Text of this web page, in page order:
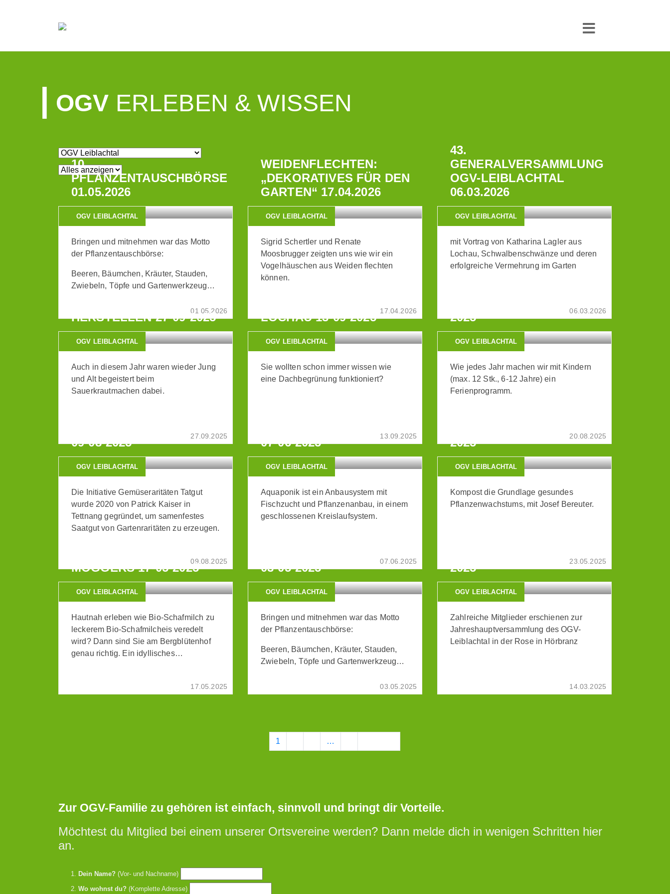
OGV ERLEBEN & WISSEN
10.
PFLANZENTAUSCHBÖRSE
01.05.2026
OGV LEIBLACHTAL
Bringen und mitnehmen war das Motto
der Pflanzentauschbörse:
Beeren, Bäumchen, Kräuter, Stauden,
Zwiebeln, Töpfe und Gartenwerkzeug…
01.05.2026
WEIDENFLECHTEN:
„DEKORATIVES FÜR DEN
GARTEN“ 17.04.2026
OGV LEIBLACHTAL
Sigrid Schertler und Renate
Moosbrugger zeigten uns wie wir ein
Vogelhäuschen aus Weiden flechten
können.
17.04.2026
43.
GENERALVERSAMMLUNG
OGV-LEIBLACHTAL
06.03.2026
OGV LEIBLACHTAL
mit Vortrag von Katharina Lagler aus
Lochau, Schwalbenschwänze und deren
erfolgreiche Vermehrung im Garten
06.03.2026
HERSTELLEN 27-09-2025
OGV LEIBLACHTAL
Auch in diesem Jahr waren wieder Jung
und Alt begeistert beim
Sauerkrautmachen dabei.
27.09.2025
LOCHAU 13-09-2025
OGV LEIBLACHTAL
Sie wollten schon immer wissen wie
eine Dachbegrünung funktioniert?
13.09.2025
2025
OGV LEIBLACHTAL
Wie jedes Jahr machen wir mit Kindern
(max. 12 Stk., 6-12 Jahre) ein
Ferienprogramm.
20.08.2025
09-08-2025
OGV LEIBLACHTAL
Die Initiative Gemüseraritäten Tatgut
wurde 2020 von Patrick Kaiser in
Tettnang gegründet, um samenfestes
Saatgut von Gartenraritäten zu erzeugen.
09.08.2025
07-06-2025
OGV LEIBLACHTAL
Aquaponik ist ein Anbausystem mit
Fischzucht und Pflanzenanbau, in einem
geschlossenen Kreislaufsystem.
07.06.2025
2025
OGV LEIBLACHTAL
Kompost die Grundlage gesundes
Pflanzenwachstums, mit Josef Bereuter.
23.05.2025
MÖGGERS 17-05-2025
OGV LEIBLACHTAL
Hautnah erleben wie Bio-Schafmilch zu
leckerem Bio-Schafmilcheis veredelt
wird? Dann sind Sie am Bergblütenhof
genau richtig. Ein idyllisches…
17.05.2025
03-05-2025
OGV LEIBLACHTAL
Bringen und mitnehmen war das Motto
der Pflanzentauschbörse:
Beeren, Bäumchen, Kräuter, Stauden,
Zwiebeln, Töpfe und Gartenwerkzeug…
03.05.2025
2025
OGV LEIBLACHTAL
Zahlreiche Mitglieder erschienen zur
Jahreshauptversammlung des OGV-
Leiblachtal in der Rose in Hörbranz
14.03.2025
1 …
Zur OGV-Familie zu gehören ist einfach, sinnvoll und bringt dir Vorteile.
Möchtest du Mitglied bei einem unserer Ortsvereine werden? Dann melde dich in wenigen Schritten hier
an.
Dein Name? (Vor- und Nachname)
Wo wohnst du? (Komplette Adresse)